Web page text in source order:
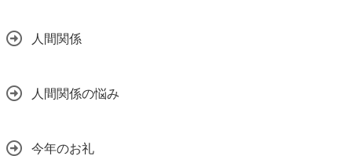
人間関係
人間関係の悩み
今年のお礼